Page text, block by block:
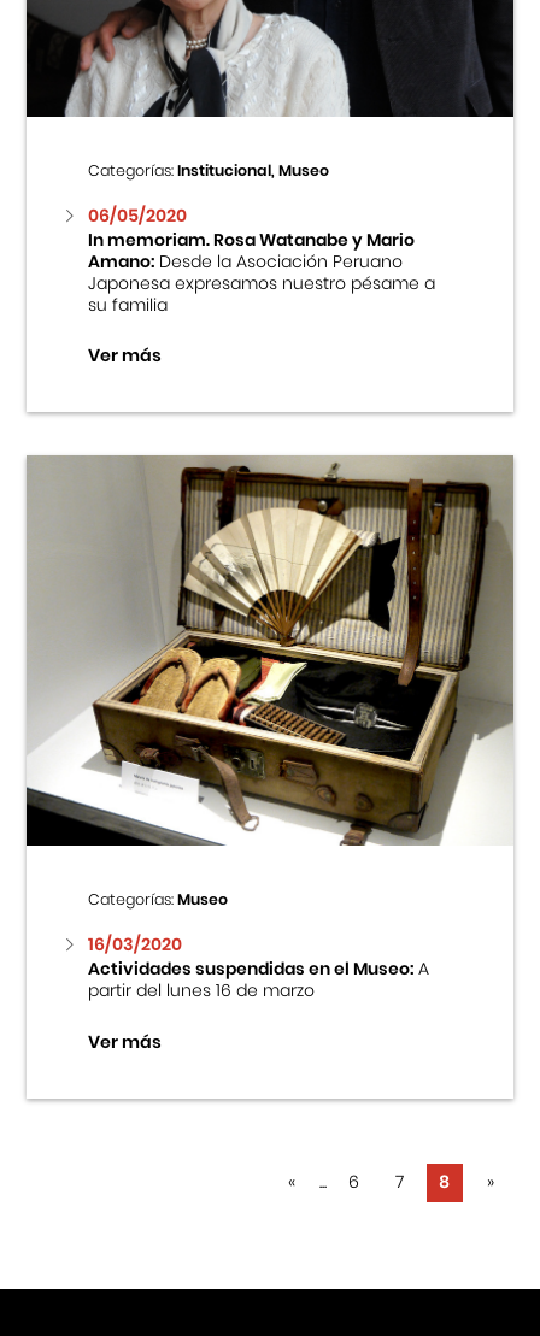
Centro Cultural Peruano Japonés
Cursos
Museo de la Inmigración Japonesa
Fondo Editorial
Teatro Peruano Japonés
Categorías:Institucional, Museo
06/05/2020
In memoriam. Rosa Watanabe y Mario
Amano:Desde la Asociación Peruano
Japonesa expresamos nuestro pésame a
su familia
Ver más
Categorías:Museo
16/03/2020
Actividades suspendidas en el Museo:A
partir del lunes 16 de marzo
Ver más
« ... 6 7 8 »